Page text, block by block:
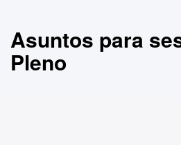
Asuntos para
Pleno